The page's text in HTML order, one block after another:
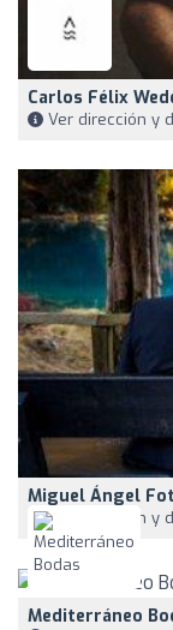
Carlos Félix
Ver dirección y
Miguel Ángel
Ver dirección y
Mediterráneo